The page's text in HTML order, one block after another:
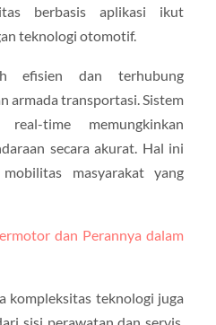
berbasis aplikasi ikut
teknologi otomotif.
efisien dan terhubung
armada transportasi. Sistem
time memungkinkan
secara akurat. Hal ini
masyarakat yang
dan Perannya dalam
kompleksitas teknologi juga